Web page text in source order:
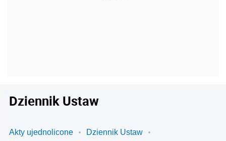
Dziennik Ustaw
Akty ujednolicone
Dziennik Ustaw